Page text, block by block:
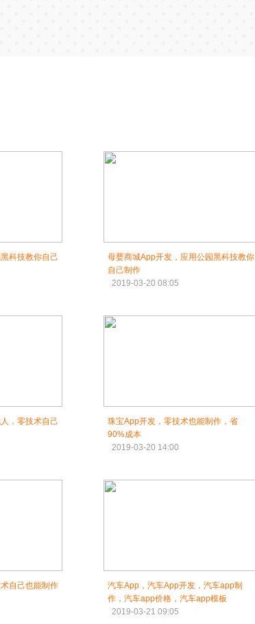
科技教你自己
母婴商城App开发，应用公园黑科技教你
自己制作
2019-03-20 08:05
，零技术自己
珠宝App开发，零技术也能制作，省
90%成本
2019-03-20 14:00
自己也能制作
汽车App，汽车App开发，汽车app制
作，汽车app价格，汽车app模板
2019-03-21 09:05